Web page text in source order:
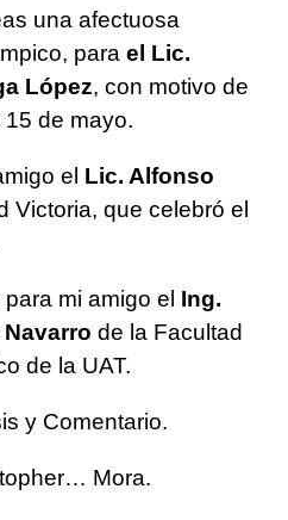
una afectuosa
para el Lic.
López, con motivo de
de mayo.
el Lic. Alfonso
Victoria, que celebró el
mi amigo el Ing.
de la Facultad
de la UAT.
y Comentario.
Mora.